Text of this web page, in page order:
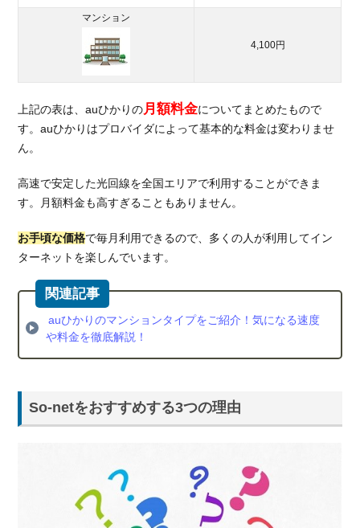
とキ
る
2.
au
り
So-
の速
度の
は？
au
net
光は
マンション
4,100円
上記の表は、auひかりの月額料金についてまとめたもので
す。auひかりはプロバイダによって基本的な料金は変わりませ
ん。
高速で安定した光回線を全国エリアで利用することができま
す。月額料金も高すぎることもありません。
お手頃な価格で毎月利用できるので、多くの人が利用してイン
ターネットを楽しんでいます。
auひかりのマンションタイプをご紹介！気になる速度
や料金を徹底解説！
So-netをおすすめする3つの理由